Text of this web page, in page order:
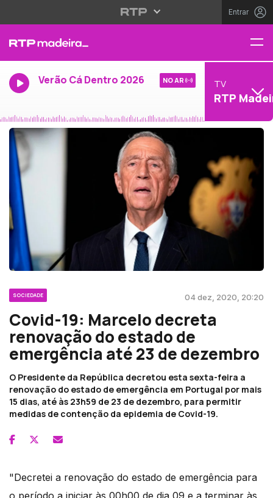
Entrar
Verão Cá Dentro 2026 NO AR TV
RTP
SOCIEDADE 04 dez, 2020, 20:20
Covid-19: Marcelo decreta
renovação do estado de
emergência até 23 de dezembro
O Presidente da República decretou esta sexta-feira a
renovação do estado de emergência em Portugal por mais
15 dias, até às 23h59 de 23 de dezembro, para permitir
medidas de contenção da epidemia de Covid-19.
"Decretei a renovação do estado de emergência para